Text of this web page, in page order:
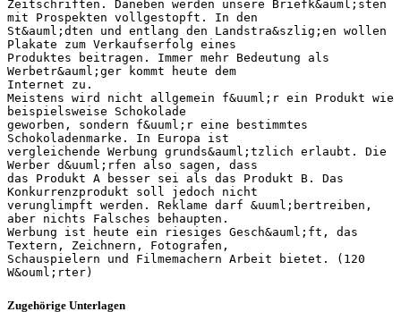
Zeitschriften. Daneben werden unsere Briefk&auml;sten
mit Prospekten vollgestopft. In den
St&auml;dten und entlang den Landstra&szlig;en wollen
Plakate zum Verkaufserfolg eines
Produktes beitragen. Immer mehr Bedeutung als
Werbetr&auml;ger kommt heute dem
Internet zu.
Meistens wird nicht allgemein f&uuml;r ein Produkt wie
beispielsweise Schokolade
geworben, sondern f&uuml;r eine bestimmtes
Schokoladenmarke. In Europa ist
vergleichende Werbung grunds&auml;tzlich erlaubt. Die
Werber d&uuml;rfen also sagen, dass
das Produkt A besser sei als das Produkt B. Das
Konkurrenzprodukt soll jedoch nicht
verunglimpft werden. Reklame darf &uuml;bertreiben,
aber nichts Falsches behaupten.
Werbung ist heute ein riesiges Gesch&auml;ft, das
Textern, Zeichnern, Fotografen,
Schauspielern und Filmemachern Arbeit bietet. (120
Zugehörige Unterlagen